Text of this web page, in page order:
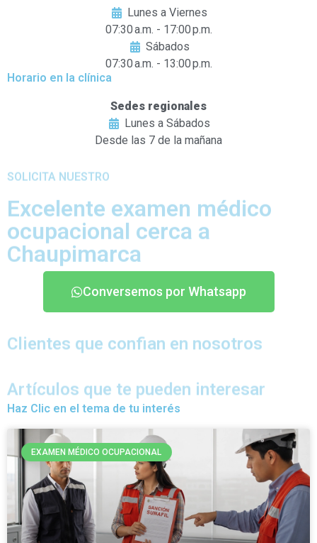
Lunes a Viernes
07:30 a.m. - 17:00 p.m.
Sábados
07:30 a.m. - 13:00 p.m.
Horario en la clínica
Sedes regionales
Lunes a Sábados
Desde las 7 de la mañana
SOLICITA NUESTRO
Excelente examen médico
ocupacional cerca a
Chaupimarca
Conversemos por Whatsapp
Clientes que confian en nosotros
Artículos que te pueden interesar
Haz Clic en el tema de tu interés
EXAMEN MÉDICO OCUPACIONAL